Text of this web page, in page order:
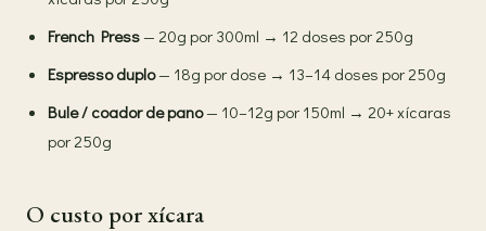
French Press— 20g por 300ml → 12 doses por 250g
Espresso duplo— 18g por dose → 13–14 doses por 250g
Bule / coador de pano— 10–12g por 150ml → 20+ xícaras
por 250g
O custo por xícara